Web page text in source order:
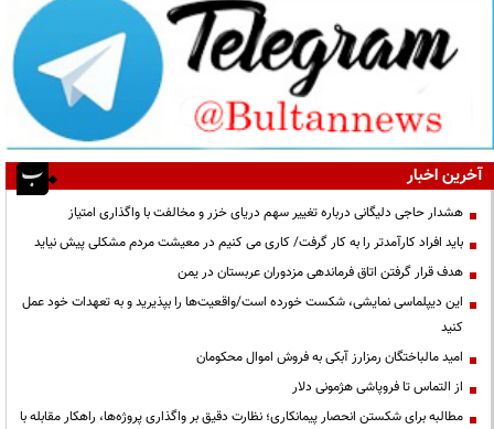
آخرین اخبار
هشدار حاجی دلیگانی درباره تغییر سهم دریای خزر و مخالفت با واگذاری امتیاز
باید افراد کارآمدتر را به کار گرفت/ کاری می کنیم در معیشت مردم مشکلی پیش نیاید
هدف قرار گرفتن اتاق‌ فرماندهی مزدوران عربستان در یمن
این دیپلماسی نمایشی، شکست خورده است/واقعیت‌ها را بپذیرید و به تعهدات خود عمل
کنید
امید مالباختگان رمزارز آبکی به فروش اموال محکومان
از التماس تا فروپاشی هژمونی دلار
مطالبه برای شکستن انحصار پیمانکاری؛ نظارت دقیق بر واگذاری پروژه‌ها، راهکار مقابله با